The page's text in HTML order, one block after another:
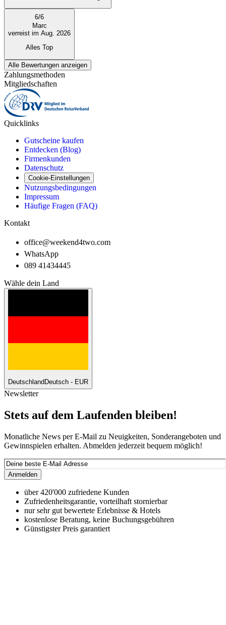
6/6
Marc
verreist im Aug. 2026
Alles Top
Alle Bewertungen anzeigen
Zahlungsmethoden
Mitgliedschaften
Quicklinks
Gutscheine kaufen
Entdecken (Blog)
Firmenkunden
Datenschutz
Cookie-Einstellungen
Nutzungsbedingungen
Impressum
Häufige Fragen (FAQ)
Kontakt
office@weekend4two.com
WhatsApp
089 41434445
Wähle dein Land
DeutschlandDeutsch - EUR
Newsletter
Stets auf dem Laufenden bleiben!
Monatliche News per E-Mail zu Neuigkeiten, Sonderangeboten und
Gewinnspielen erhalten. Abmelden jederzeit bequem möglich!
Anmelden
über 420'000 zufriedene Kunden
Zufriedenheitsgarantie, vorteilhaft stornierbar
nur sehr gut bewertete Erlebnisse & Hotels
kostenlose Beratung, keine Buchungsgebühren
Günstigster Preis garantiert